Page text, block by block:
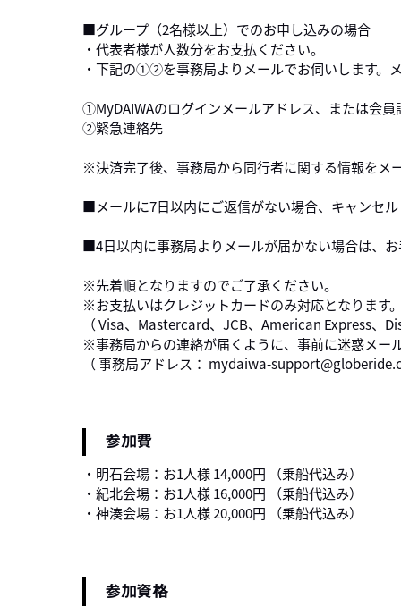
■グループ（2名様以上）でのお申し込みの場合
・代表者様が人数分をお支払ください。
・下記の①②を事務局よりメールでお伺いします。
①MyDAIWAのログインメールアドレス、または会
②緊急連絡先
※決済完了後、事務局から同行者に関する情報をメ
■メールに7日以内にご返信がない場合、キャンセ
■4日以内に事務局よりメールが届かない場合は、
※先着順となりますのでご了承ください。
※お支払いはクレジットカードのみ対応となります
（ Visa、Mastercard、JCB、American Express、
※事務局からの連絡が届くように、事前に迷惑メー
（ 事務局アドレス： mydaiwa-
参加費
・明石会場：お1人様 14,000円 （乗船代込み）
・紀北会場：お1人様 16,000円 （乗船代込み）
・神湊会場：お1人様 20,000円 （乗船代込み）
参加資格